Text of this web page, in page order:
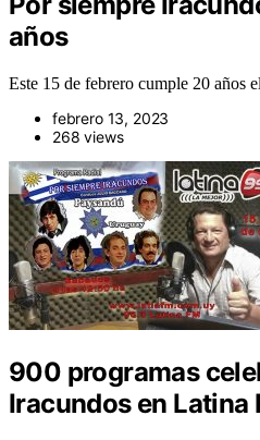
años
Este 15 de febrero cumple 20 años
febrero 13, 2023
268 views
900 programas
Iracundos en Latina